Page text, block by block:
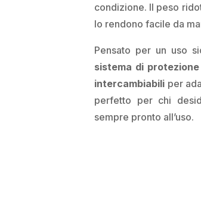
condizione. Il peso
lo rendono facile da
Pensato per un uso
sistema di
intercambiabili per
perfetto per chi
sempre pronto all’uso.